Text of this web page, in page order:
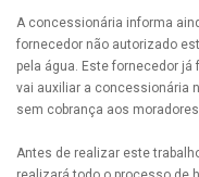
A concessionária informa
fornecedor não autorizado
pela água. Este fornecedor já
vai auxiliar a concessionária
sem cobrança aos
Antes de realizar este